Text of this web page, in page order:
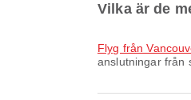
Vilka är de
flyg från
anslutningar från